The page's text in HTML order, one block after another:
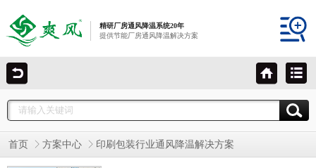
精研厂房通风降温系统20年
提供节能厂房通风降温解决方案
首页 方案中心 印刷包装行业通风降温解决方案